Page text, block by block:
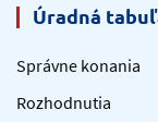
Úradná
Správne konania
Rozhodnutia